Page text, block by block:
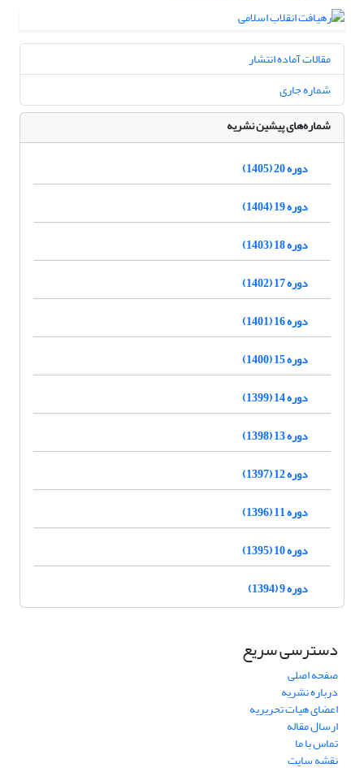
مقالات آماده انتشار
شماره جاری
شماره‌های پیشین نشریه
دوره 20 (1405)
دوره 19 (1404)
دوره 18 (1403)
دوره 17 (1402)
دوره 16 (1401)
دوره 15 (1400)
دوره 14 (1399)
دوره 13 (1398)
دوره 12 (1397)
دوره 11 (1396)
دوره 10 (1395)
دوره 9 (1394)
دسترسی سریع
صفحه اصلی
درباره نشریه
اعضای هیات تحریریه
ارسال مقاله
تماس با ما
نقشه سایت